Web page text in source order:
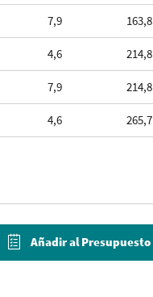
7,9 163,8
4,6 214,8
7,9 214,8
4,6 265,7
Añadir al Presupuesto